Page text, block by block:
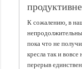
К сожалению, в
пока что не
кресла так и
перерыв